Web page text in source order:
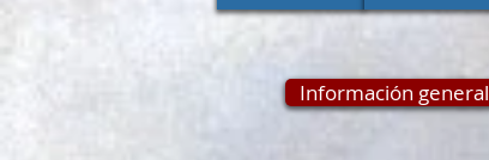
Información general